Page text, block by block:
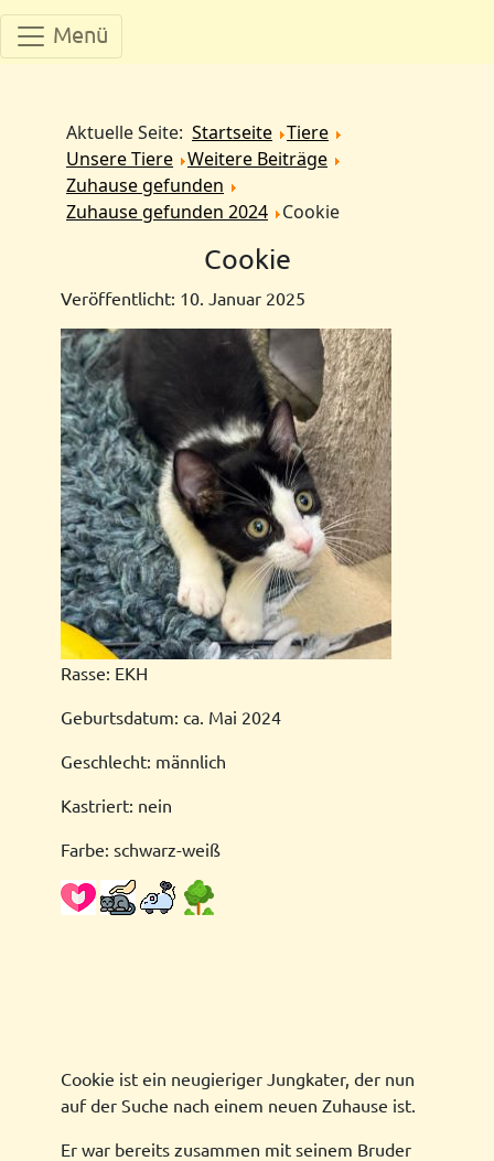
Menü
Aktuelle Seite: Startseite Tiere
Unsere Tiere Weitere Beiträge
Zuhause gefunden
Zuhause gefunden 2024
Cookie
Cookie
Veröffentlicht: 10. Januar 2025
Rasse: EKH
Geburtsdatum: ca. Mai 2024
Geschlecht: männlich
Kastriert: nein
Farbe: schwarz-weiß
Cookie ist ein neugieriger Jungkater, der nun
auf der Suche nach einem neuen Zuhause ist.
Er war bereits zusammen mit seinem Bruder